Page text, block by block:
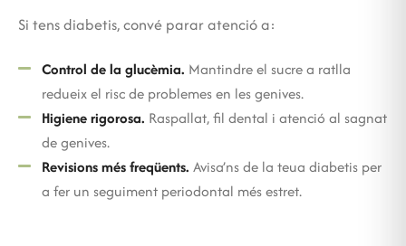
Si tens diabetis, convé parar atenció a:
Control de la glucèmia. Mantindre el sucre a ratlla
redueix el risc de problemes en les genives.
Higiene rigorosa. Raspallat, fil dental i atenció al sagnat
de genives.
Revisions més freqüents. Avisa’ns de la teua diabetis per
a fer un seguiment periodontal més estret.